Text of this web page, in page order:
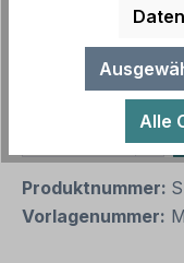
Produkt
Produktnummer:
Vorlagenummer:
Alle